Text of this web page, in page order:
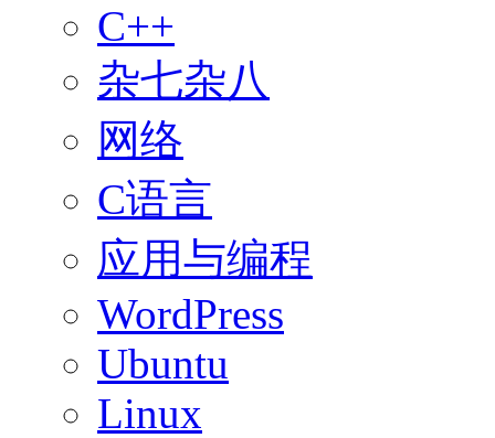
C++
杂七杂八
网络
C语言
应用与编程
WordPress
Ubuntu
Linux